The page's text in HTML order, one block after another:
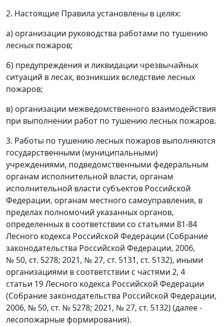
2. Настоящие Правила установлены в целях:
а) организации руководства работами по тушению
лесных пожаров;
б) предупреждения и ликвидации чрезвычайных
ситуаций в лесах, возникших вследствие лесных
пожаров;
в) организации межведомственного взаимодействия
при выполнении работ по тушению лесных пожаров.
3. Работы по тушению лесных пожаров выполняются
государственными (муниципальными)
учреждениями, подведомственными федеральным
органам исполнительной власти, органам
исполнительной власти субъектов Российской
Федерации, органам местного самоуправления, в
пределах полномочий указанных органов,
определенных в соответствии со статьями 81-84
Лесного кодекса Российской Федерации (Собрание
законодательства Российской Федерации, 2006,
№ 50, ст. 5278; 2021, № 27, ст. 5131, ст. 5132), иными
организациями в соответствии с частями 2, 4
статьи 19 Лесного кодекса Российской Федерации
(Собрание законодательства Российской Федерации,
2006, № 50, ст. № 5278; 2021, № 27, ст. 5132) (далее -
лесопожарные формирования).